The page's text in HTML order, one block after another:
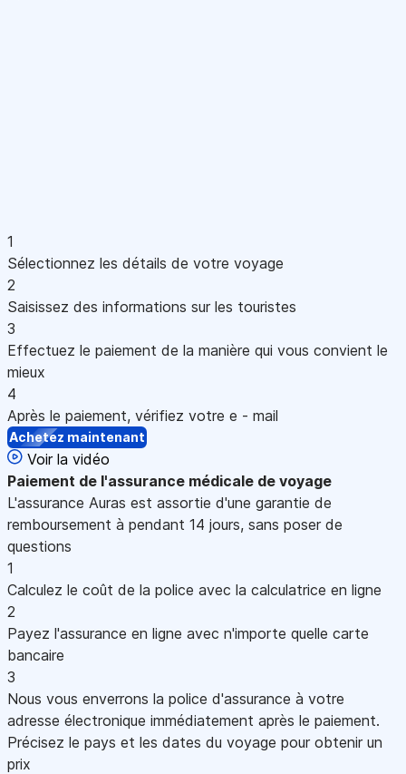
1
Sélectionnez les détails de votre voyage
2
Saisissez des informations sur les touristes
3
Effectuez le paiement de la manière qui vous convient le
mieux
4
Après le paiement, vérifiez votre e - mail
Achetez maintenant
Voir la vidéo
Paiement de l'assurance médicale de voyage
L'assurance Auras est assortie d'une garantie de
remboursement à pendant 14 jours, sans poser de
questions
1
Calculez le coût de la police avec la calculatrice en ligne
2
Payez l'assurance en ligne avec n'importe quelle carte
bancaire
3
Nous vous enverrons la police d'assurance à votre
adresse électronique immédiatement après le paiement.
Précisez le pays et les dates du voyage pour obtenir un
prix